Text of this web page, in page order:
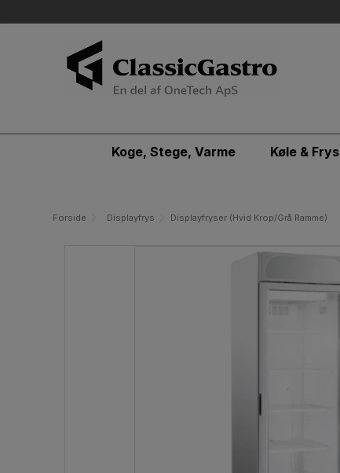
Koge, Stege, Varme Køle & Frys
Forside Displayfrys Displayfryser (Hvid Krop/Grå Ramme)